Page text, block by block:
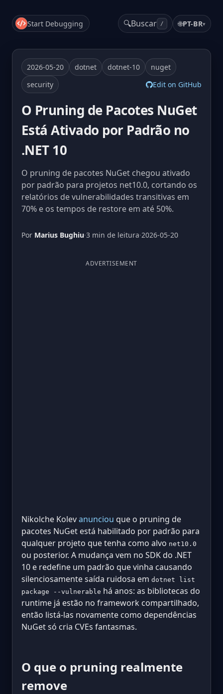
Start Debugging 🔍Buscar / 🌐PT-BR▾
2026-05-20 dotnet dotnet-10
nuget
security
Edit on GitHub
O Pruning de Pacotes NuGet
Está Ativado por Padrão no
.NET 10
O pruning de pacotes NuGet chegou ativado
por padrão para projetos net10.0, cortando os
relatórios de vulnerabilidades transitivas em
70% e os tempos de restore em até 50%.
Por Marius Bughiu·3 min de leitura·2026-05-20
ADVERTISEMENT
Nikolche Kolevanunciou que o pruning de
pacotes NuGet está habilitado por padrão para
qualquer projeto que tenha como alvo net10.0
ou posterior. A mudança vem no SDK do .NET
10 e redefine um padrão que vinha causando
silenciosamente saída ruidosa em dotnet list
package --vulnerable há anos: as bibliotecas do
runtime já estão no framework compartilhado,
então listá-las novamente como dependências
NuGet só cria CVEs fantasmas.
O que o pruning realmente
remove